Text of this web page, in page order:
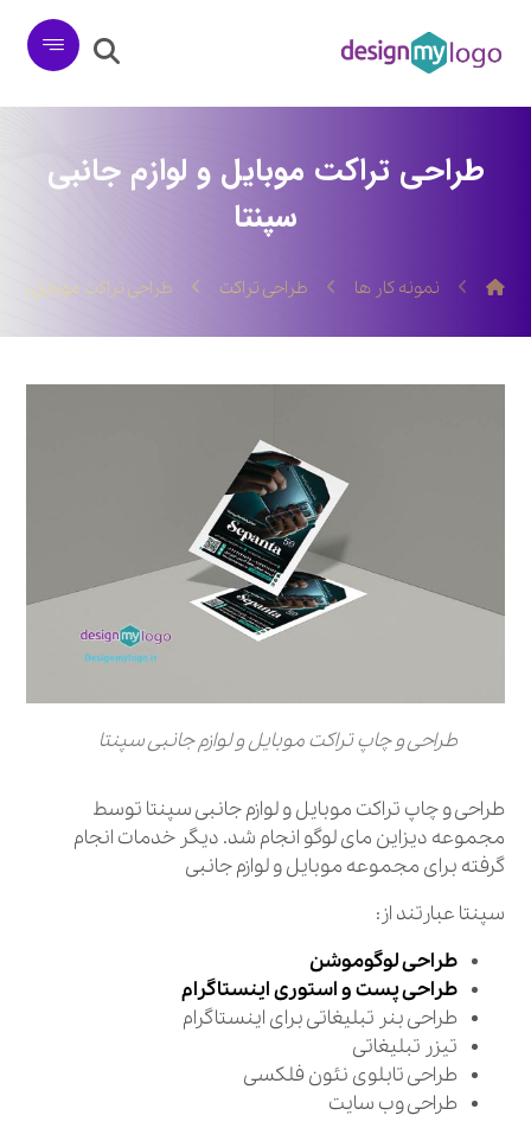
طراحی تراکت موبایل و لوازم جانبی
سپنتا
نمونه کار ها طراحی تراکت طراحی تراکت موبایل و
طراحی و چاپ تراکت موبایل و لوازم جانبی سپنتا
طراحی و چاپ تراکت موبایل و لوازم جانبی سپنتا توسط
مجموعه دیزاین مای لوگو انجام شد. دیگر خدمات انجام
گرفته برای مجموعه موبایل و لوازم جانبی
سپنتا عبارتند از:
طراحی لوگوموشن
طراحی پست و استوری اینستاگرام
طراحی بنر تبلیغاتی برای اینستاگرام
تیزر تبلیغاتی
طراحی تابلوی نئون فلکسی
طراحی وب سایت